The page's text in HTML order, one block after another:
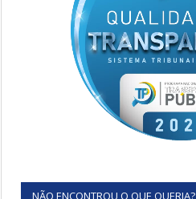
NÃO ENCONTROU O QUE QUERIA?